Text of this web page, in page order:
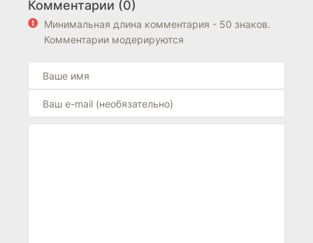
(2023)
5.419 4.3
Комментарии (0)
Минимальная длина комментария - 50 знаков.
Комментарии модерируются